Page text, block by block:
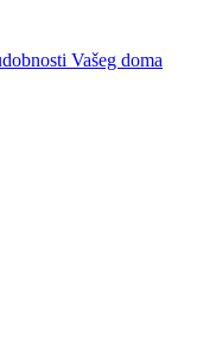
Vašeg doma